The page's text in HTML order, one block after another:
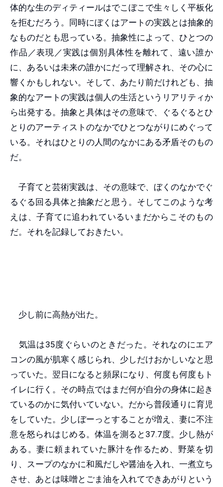
体的な生のディティールはでこぼこで生々しく平板化
を拒むだろう。同時にぼくはアートの実践とは抽象的
なものだとも思っている。抽象性によって、ひとつの
作品／表現／実践は個別具体性を離れて、遠い誰か
に、あるいは未来の誰かにだって理解され、その心に
響くかもしれない。そして、あたり前だけれども、抽
象的なアートの実践は個人の生活というリアリティか
ら出発する。抽象と具体はその意味で、ぐるぐるとひ
とりのアーティストのなかでひとつながりにめぐって
いる。それはひとりの人間のなかにある矛盾そのもの
だ。
子育てと芸術実践は、その意味で、ぼくのなかでぐ
るぐる回る具体と抽象だと思う。そしてこのような考
えは、子育てに追われているいまだからこそのもの
だ。それを記録しておきたい。
少し前に高熱が出た。
気温は35度ぐらいのときだった。それなのにエア
コンの風が肌寒く感じられ、少しだけおかしいなと思
っていた。翌日になると頻尿になり、何度も何度もト
イレに行く。その時点ではまだ何が自分の身体に起き
ているのかに気付いていない。だから普段通りに育児
をしていた。少しぼーっとすることが増え、妻に不注
意を怒られはじめる。体温を測ると37.7度。少し熱が
ある。妻に頼まれていた豚汁を作るため、野菜を切
り、スープのなかに和風だしや醤油を入れ、一煮立ち
させ、あとは味噌とごま油を入れてできあがりという